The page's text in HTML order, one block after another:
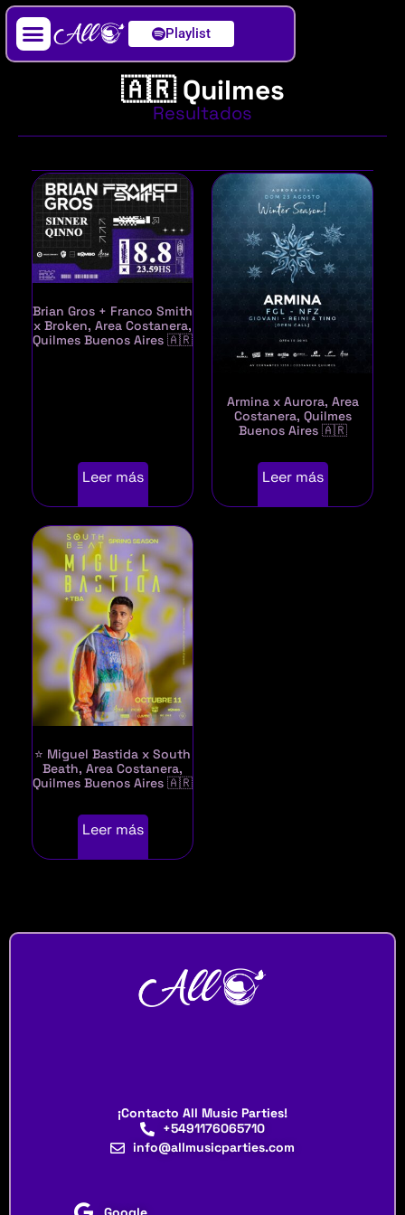
Playlist
🇦🇷 Quilmes
Resultados
Brian Gros + Franco Smith
x Broken, Area Costanera,
Quilmes Buenos Aires 🇦🇷
Leer más
Armina x Aurora, Area
Costanera, Quilmes
Buenos Aires 🇦🇷
Leer más
⭐ Miguel Bastida x South
Beath, Area Costanera,
Quilmes Buenos Aires 🇦🇷
Leer más
¡Contacto All Music Parties!
+5491176065710
info@allmusicparties.com